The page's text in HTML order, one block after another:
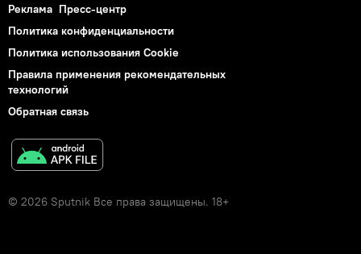
Реклама Пресс-центр
Политика конфиденциальности
Политика использования Cookie
Правила применения рекомендательных
технологий
Обратная связь
© 2026 Sputnik Все права защищены. 18+